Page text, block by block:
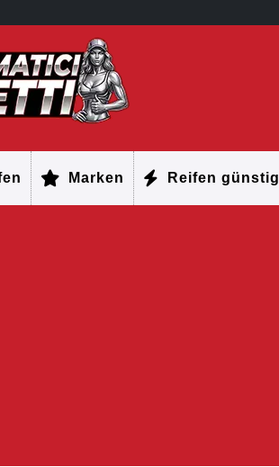
Marken Reifen günstig